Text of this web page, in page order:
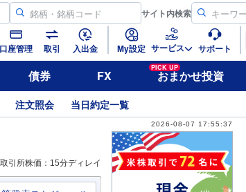
サイト内検索
口座管理 取引 入出金 My設定 サービス サポート
債券 FX
PICK UP
おまかせ投資
注文照会 当日約定一覧
2026-08-07 17:55:37
取引所株価：15分ディレイ